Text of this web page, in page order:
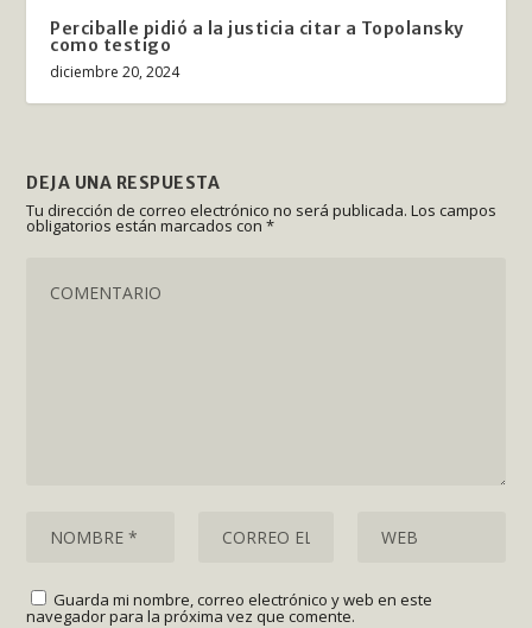
Perciballe pidió a la justicia citar a Topolansky
como testigo
diciembre 20, 2024
DEJA UNA RESPUESTA
Tu dirección de correo electrónico no será publicada. Los campos
obligatorios están marcados con*
Guarda mi nombre, correo electrónico y web en este
navegador para la próxima vez que comente.